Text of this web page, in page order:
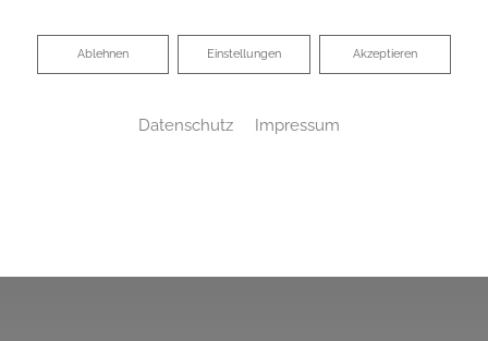
Akzeptieren
Einstellungen
Ablehnen
Ablehnen
Datenschutz Impressum